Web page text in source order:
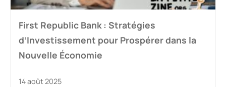
First Republic Bank : Stratégies
d’Investissement pour Prospérer dans la
Nouvelle Économie
14 août 2025